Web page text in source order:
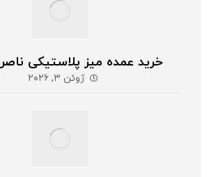
خرید عمده میز پلاستیکی ناصر
ژوئن ۳, ۲۰۲۶